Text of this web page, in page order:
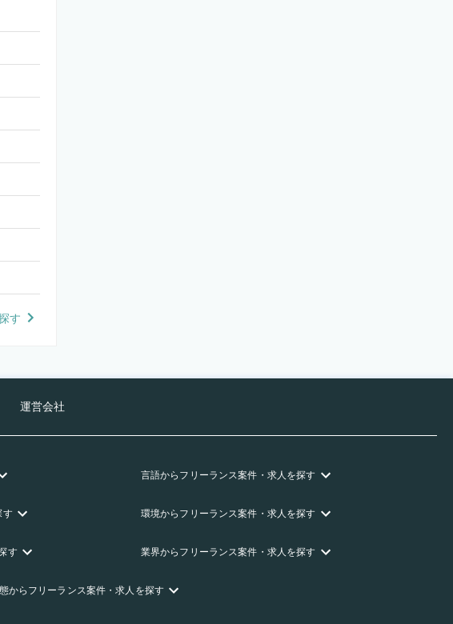
す
運営会社
言語からフリーランス案件・求人を探す
す 環境からフリーランス案件・求人を探す
す 業界からフリーランス案件・求人を探す
からフリーランス案件・求人を探す